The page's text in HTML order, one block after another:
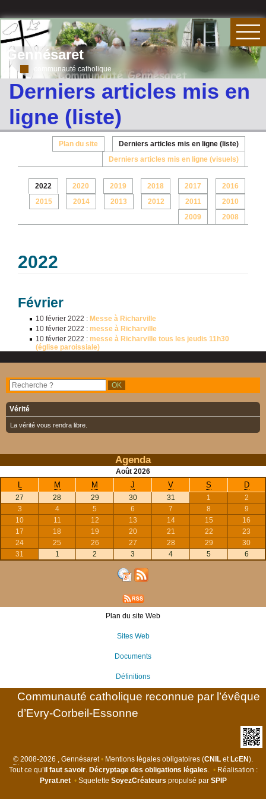
Gennésaret
communauté catholique
Derniers articles mis en
ligne (liste)
Plan du site
Derniers articles mis en ligne (liste)
Derniers articles mis en ligne (visuels)
2022 2020 2019 2018 2017
2016
2015
2014 2013 2012 2011
2010
2009
2008
2022
Février
10 février 2022 : Messe à Richarville
10 février 2022 :messe à Richarville
10 février 2022 :messe à Richarville tous les jeudis 11h30
(église paroissiale)
Vérité
La vérité vous rendra libre.
Agenda
Août 2026
L M M J V S D
27 28 29 30 31 1
2
3
4 5 6 7 8
9
10
11 12 13 14 15
16
17
18 19 20 21 22
23
24
25 26 27 28 29
30
31
1 2 3 4 5 6
Plan du site Web
Sites Web
Documents
Définitions
Communauté catholique reconnue par l’évêque
d’Evry-Corbeil-Essonne
© 2008-2026 , Gennésaret • Mentions légales obligatoires (CNIL et LcEN).
Tout ce qu’il faut savoir. Décryptage des obligations légales. • Réalisation :
Pyrat.net •Squelette SoyezCréateurs propulsé par SPIP